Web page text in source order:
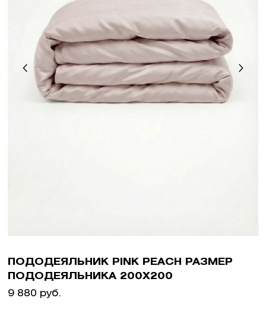
ПОДОДЕЯЛЬНИК PINK PEACH РАЗМЕР
ПОДОДЕЯЛЬНИКА 200X200
9 880 руб.